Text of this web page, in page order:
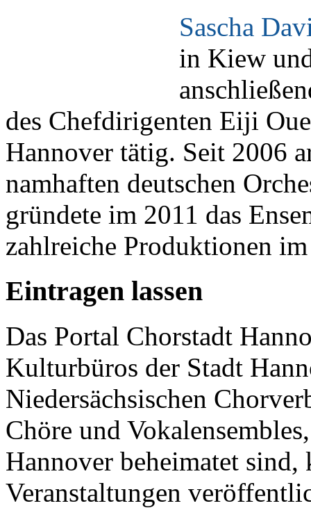
Sascha
in Kiew
des Chefdirigenten Eiji
Hannover tätig. Seit 2006
namhaften deutschen
gründete im 2011 das
zahlreiche Produktionen
Eintragen lassen
Das Portal Chorstadt
Kulturbüros der Stadt
Niedersächsischen
Chöre und
Hannover beheimatet sind,
Veranstaltungen